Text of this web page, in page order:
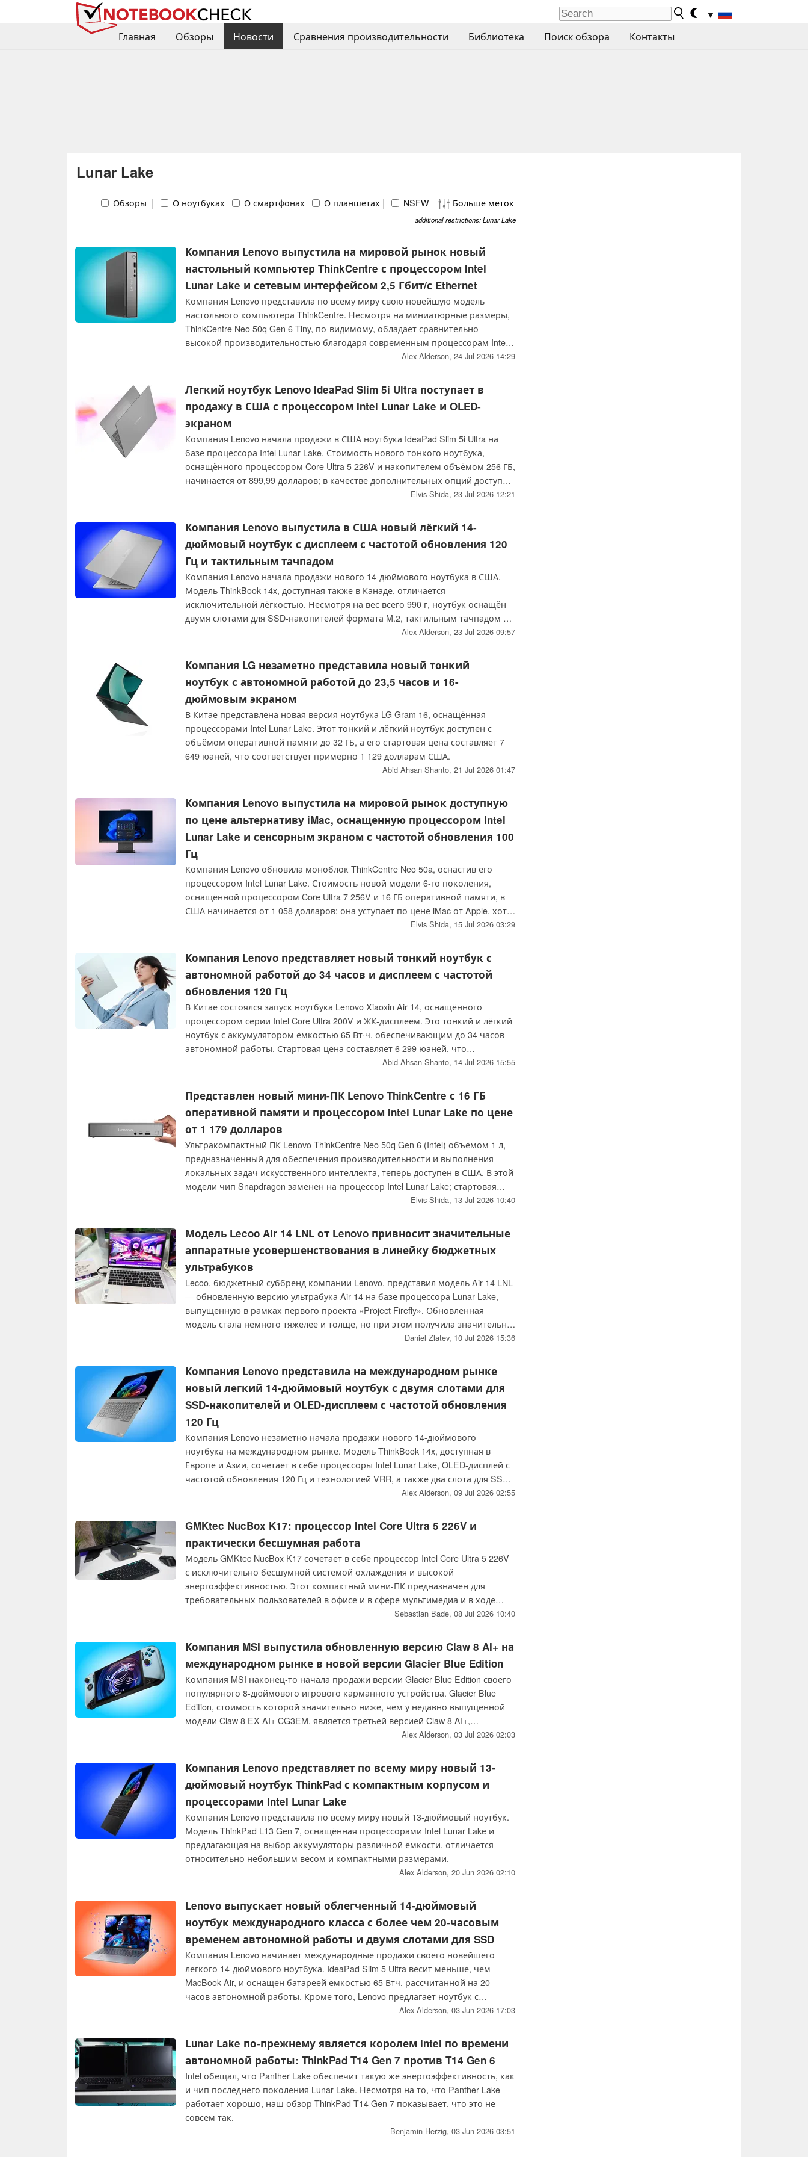
▼
Главная
Обзоры Новости Сравнения производительности Библиотека Поиск обзора Контакты
Lunar Lake
Обзоры О ноутбуках О смартфонах О планшетах NSFW Больше меток
additional restrictions: Lunar Lake
Компания Lenovo выпустила на мировой рынок новый
настольный компьютер ThinkCentre с процессором Intel
Lunar Lake и сетевым интерфейсом 2,5 Гбит/с Ethernet
Компания Lenovo представила по всему миру свою новейшую модель
настольного компьютера ThinkCentre. Несмотря на миниатюрные размеры,
ThinkCentre Neo 50q Gen 6 Tiny, по-видимому, обладает сравнительно
высокой производительностью благодаря современным процессорам Intel
Alex Alderson, 24 Jul 2026 14:29
Легкий ноутбук Lenovo IdeaPad Slim 5i Ultra поступает в
продажу в США с процессором Intel Lunar Lake и OLED-
экраном
Компания Lenovo начала продажи в США ноутбука IdeaPad Slim 5i Ultra на
базе процессора Intel Lunar Lake. Стоимость нового тонкого ноутбука,
оснащённого процессором Core Ultra 5 226V и накопителем объёмом 256 ГБ,
начинается от 899,99 долларов; в качестве дополнительных опций доступны
процессор Core Ultra 7 256V, OLED-экран и накопитель объёмом до 1 ТБ.
Elvis Shida, 23 Jul 2026 12:21
Компания Lenovo выпустила в США новый лёгкий 14-
дюймовый ноутбук с дисплеем с частотой обновления 120
Гц и тактильным тачпадом
Компания Lenovo начала продажи нового 14-дюймового ноутбука в США.
Модель ThinkBook 14x, доступная также в Канаде, отличается
исключительной лёгкостью. Несмотря на вес всего 990 г, ноутбук оснащён
двумя слотами для SSD-накопителей формата M.2, тактильным тачпадом и
Alex Alderson, 23 Jul 2026 09:57
Компания LG незаметно представила новый тонкий
ноутбук с автономной работой до 23,5 часов и 16-
дюймовым экраном
В Китае представлена новая версия ноутбука LG Gram 16, оснащённая
процессорами Intel Lunar Lake. Этот тонкий и лёгкий ноутбук доступен с
объёмом оперативной памяти до 32 ГБ, а его стартовая цена составляет 7
649 юаней, что соответствует примерно 1 129 долларам США.
Abid Ahsan Shanto, 21 Jul 2026 01:47
Компания Lenovo выпустила на мировой рынок доступную
по цене альтернативу iMac, оснащенную процессором Intel
Lunar Lake и сенсорным экраном с частотой обновления 100
Гц
Компания Lenovo обновила моноблок ThinkCentre Neo 50a, оснастив его
процессором Intel Lunar Lake. Стоимость новой модели 6-го поколения,
оснащённой процессором Core Ultra 7 256V и 16 ГБ оперативной памяти, в
США начинается от 1 058 долларов; она уступает по цене iMac от Apple, хотя
Elvis Shida, 15 Jul 2026 03:29
Компания Lenovo представляет новый тонкий ноутбук с
автономной работой до 34 часов и дисплеем с частотой
обновления 120 Гц
В Китае состоялся запуск ноутбука Lenovo Xiaoxin Air 14, оснащённого
процессором серии Intel Core Ultra 200V и ЖК-дисплеем. Это тонкий и лёгкий
ноутбук с аккумулятором ёмкостью 65 Вт·ч, обеспечивающим до 34 часов
автономной работы. Стартовая цена составляет 6 299 юаней, что
Abid Ahsan Shanto, 14 Jul 2026 15:55
Представлен новый мини-ПК Lenovo ThinkCentre с 16 ГБ
оперативной памяти и процессором Intel Lunar Lake по цене
от 1 179 долларов
Ультракомпактный ПК Lenovo ThinkCentre Neo 50q Gen 6 (Intel) объёмом 1 л,
предназначенный для обеспечения производительности и выполнения
локальных задач искусственного интеллекта, теперь доступен в США. В этой
модели чип Snapdragon заменен на процессор Intel Lunar Lake; стартовая
цена составляет 1 179 долларов США за конфигурацию с процессором Core
Elvis Shida, 13 Jul 2026 10:40
Модель Lecoo Air 14 LNL от Lenovo привносит значительные
аппаратные усовершенствования в линейку бюджетных
ультрабуков
Lecoo, бюджетный суббренд компании Lenovo, представил модель Air 14 LNL
— обновленную версию ультрабука Air 14 на базе процессора Lunar Lake,
выпущенную в рамках первого проекта «Project Firefly». Обновленная
модель стала немного тяжелее и толще, но при этом получила значительно
Daniel Zlatev, 10 Jul 2026 15:36
Компания Lenovo представила на международном рынке
новый легкий 14-дюймовый ноутбук с двумя слотами для
SSD-накопителей и OLED-дисплеем с частотой обновления
120 Гц
Компания Lenovo незаметно начала продажи нового 14-дюймового
ноутбука на международном рынке. Модель ThinkBook 14x, доступная в
Европе и Азии, сочетает в себе процессоры Intel Lunar Lake, OLED-дисплей с
частотой обновления 120 Гц и технологией VRR, а также два слота для SSD-
накопителей формата M.2 — и всё это в корпусе весом менее 1 кг.
Alex Alderson, 09 Jul 2026 02:55
GMKtec NucBox K17: процессор Intel Core Ultra 5 226V и
практически бесшумная работа
Модель GMKtec NucBox K17 сочетает в себе процессор Intel Core Ultra 5 226V
с исключительно бесшумной системой охлаждения и высокой
энергоэффективностью. Этот компактный мини-ПК предназначен для
требовательных пользователей в офисе и в сфере мультимедиа и в ходе
тестирования произвёл впечатление своими современными функциями,
использования.
Sebastian Bade, 08 Jul 2026 10:40
Компания MSI выпустила обновленную версию Claw 8 AI+ на
международном рынке в новой версии Glacier Blue Edition
Компания MSI наконец-то начала продажи версии Glacier Blue Edition своего
популярного 8-дюймового игрового карманного устройства. Glacier Blue
Edition, стоимость которой значительно ниже, чем у недавно выпущенной
модели Claw 8 EX AI+ CG3EM, является третьей версией Claw 8 AI+,
Alex Alderson, 03 Jul 2026 02:03
Компания Lenovo представляет по всему миру новый 13-
дюймовый ноутбук ThinkPad с компактным корпусом и
процессорами Intel Lunar Lake
Компания Lenovo представила по всему миру новый 13-дюймовый ноутбук.
Модель ThinkPad L13 Gen 7, оснащённая процессорами Intel Lunar Lake и
предлагающая на выбор аккумуляторы различной ёмкости, отличается
относительно небольшим весом и компактными размерами.
Alex Alderson, 20 Jun 2026 02:10
Lenovo выпускает новый облегченный 14-дюймовый
ноутбук международного класса с более чем 20-часовым
временем автономной работы и двумя слотами для SSD
Компания Lenovo начинает международные продажи своего новейшего
легкого 14-дюймового ноутбука. IdeaPad Slim 5 Ultra весит меньше, чем
MacBook Air, и оснащен батареей емкостью 65 Втч, рассчитанной на 20
часов автономной работы. Кроме того, Lenovo предлагает ноутбук с
дисплеем 120 Гц, диагональ которого составляет 14 дюймов.
Alex Alderson, 03 Jun 2026 17:03
Lunar Lake по-прежнему является королем Intel по времени
автономной работы: ThinkPad T14 Gen 7 против T14 Gen 6
Intel обещал, что Panther Lake обеспечит такую же энергоэффективность, как
и чип последнего поколения Lunar Lake. Несмотря на то, что Panther Lake
работает хорошо, наш обзор ThinkPad T14 Gen 7 показывает, что это не
совсем так.
Benjamin Herzig, 03 Jun 2026 03:51